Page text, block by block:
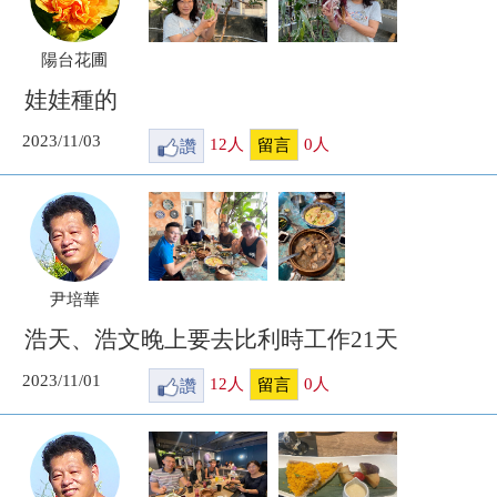
陽台花圃
娃娃種的
2023/11/03 讚 12人 留言 0人
尹培華
浩天、浩文晚上要去比利時工作21天
2023/11/01 讚 12 人 留言 0 人